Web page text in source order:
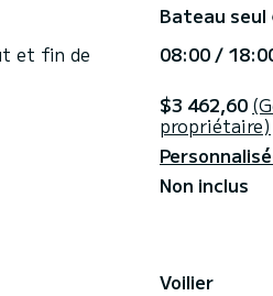
Bateau seul
et fin de
08:00 /
$3 462,60
propriétaire)
Non inclus
Voilier